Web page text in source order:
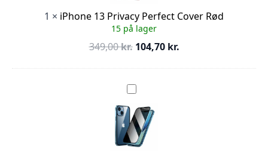
1 × iPhone 13 Privacy Perfect Cover Rød
15 på lager
349,00kr. Den
pris
var:
104,70 kr.Den
pris
iPhone
13
Privacy
Perfect
Cover
Blå